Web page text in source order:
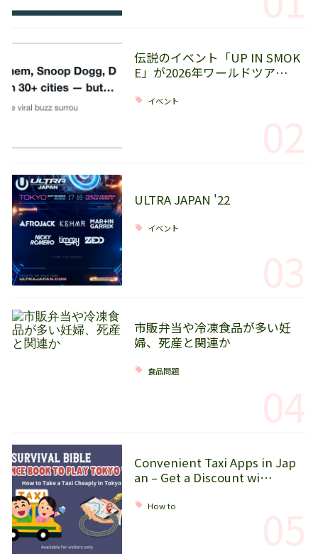
伝説のイベント「UP IN SMOK
E」が2026年ワールドツア…
イベント
ULTRA JAPAN '22
イベント
市販弁当や冷凍食品が多い妊
婦、死産と関連か
食品問題
Convenient Taxi Apps in Jap
an – Get a Discount wi…
How to